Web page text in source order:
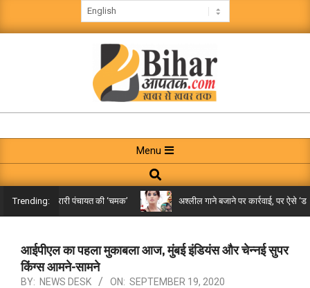
to
BIHAR
AAPTAK
Navigation
Menu
Menu
Search
Trending:
तक पहुंची गरारी पंचायत की ‘चमक’ अश्लील गाने बजाने पर कार्रवाई, पर ऐसे ‘डबल
आईपीएल का पहला मुकाबला आज, मुंबई इंडियंस और चेन्नई सुपर
किंग्स आमने-सामने
BY: NEWS DESK ON: SEPTEMBER 19, 2020